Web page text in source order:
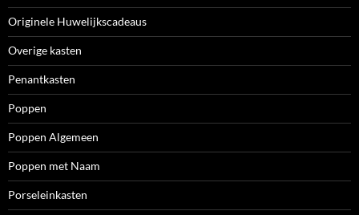
Originele Huwelijkscadeaus
Overige kasten
Penantkasten
Poppen
Poppen Algemeen
Poppen met Naam
Porseleinkasten